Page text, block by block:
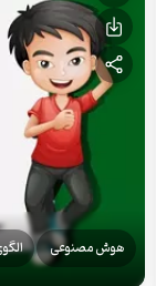
هوش مصنوعی